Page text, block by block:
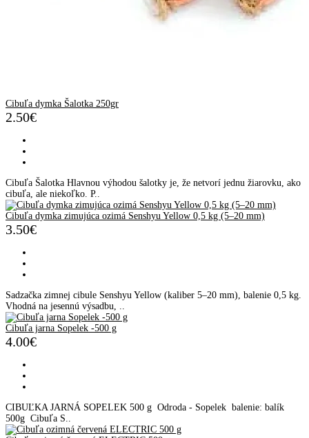
Cibuľa dymka Šalotka 250gr
2.50€
Cibuľa Šalotka Hlavnou výhodou šalotky je, že netvorí jednu žiarovku, ako
cibuľa, ale niekoľko. P..
Cibuľa dymka zimujúca ozimá Senshyu Yellow 0,5 kg (5–20 mm)
3.50€
Sadzačka zimnej cibule Senshyu Yellow (kaliber 5–20 mm), balenie 0,5 kg.
Vhodná na jesennú výsadbu, ..
Cibuľa jarna Sopelek -500 g
4.00€
CIBUĽKA JARNÁ SOPELEK 500 g Odroda - Sopelek balenie: balík
500g Cibuľa S..